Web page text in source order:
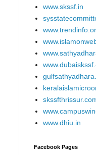
www.skssf.in
www.dhiu.in
Facebook Pages